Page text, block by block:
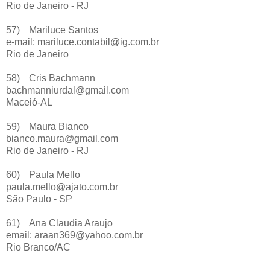
Rio de Janeiro - RJ
57)
Mariluce Santos
e-mail: mariluce.contabil@ig.com.br
Rio de Janeiro
58)
Cris Bachmann
bachmanniurdal@gmail.com
Maceió-AL
59)
Maura Bianco
bianco.maura@gmail.com
Rio de Janeiro - RJ
60)
Paula Mello
paula.mello@ajato.com.br
São Paulo - SP
61)
Ana Claudia Araujo
email: araan369@yahoo.com.br
Rio Branco/AC